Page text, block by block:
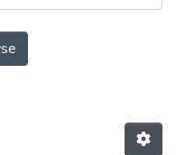
Далівського